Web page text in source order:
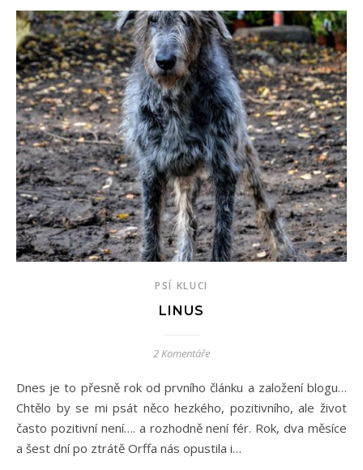
PSÍ KLUCI
LINUS
2 Komentáře
Dnes je to přesně rok od prvního článku a založení blogu…
Chtělo by se mi psát něco hezkého, pozitivního, ale život
často pozitivní není…. a rozhodně není fér. Rok, dva měsíce
a šest dní po ztrátě Orffa nás opustila i…